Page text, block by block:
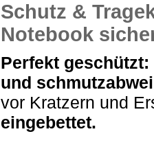
Schutz &
Notebook
Perfekt geschützt:
und
vor Kratzern und
eingebettet.